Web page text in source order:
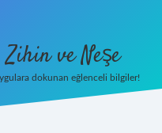
Zihin ve Neşe
dokunan eğlenceli bilgiler!